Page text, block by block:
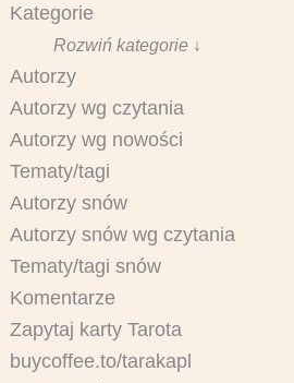
Kategorie
Rozwiń kategorie ↓
Autorzy
Autorzy wg czytania
Autorzy wg nowości
Tematy/tagi
Autorzy snów
Autorzy snów wg czytania
Tematy/tagi snów
Komentarze
Zapytaj karty Tarota
buycoffee.to/tarakapl